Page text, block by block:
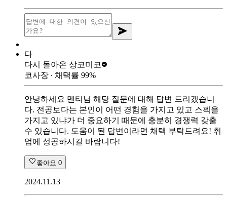
다
다시 돌아온 상코미코
코사장 ∙ 채택률 99%
안녕하세요 멘티님 해당 질문에 대해 답변 드리겠습니
다. 전공보다는 본인이 어떤 경험을 가지고 있고 스펙을
가지고 있냐가 더 중요하기 때문에 충분히 경쟁력 갖출
수 있습니다. 도움이 된 답변이라면 채택 부탁드려요! 취
업에 성공하시길 바랍니다!
좋아요 0
2024.11.13